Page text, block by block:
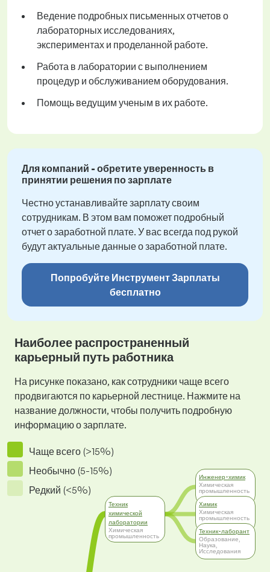
Ведение подробных письменных отчетов о
лабораторных исследованиях,
экспериментах и проделанной работе.
Работа в лаборатории с выполнением
процедур и обслуживанием оборудования.
Помощь ведущим ученым в их работе.
Для компаний - обретите уверенность в
принятии решения по зарплате
Честно устанавливайте зарплату своим
сотрудникам. В этом вам поможет подробный
отчет о заработной плате. У вас всегда под рукой
будут актуальные данные о заработной плате.
Попробуйте Инструмент Зарплаты
бесплатно
Наиболее распространенный
карьерный путь работника
На рисунке показано, как сотрудники чаще всего
продвигаются по карьерной лестнице. Нажмите на
название должности, чтобы получить подробную
информацию о зарплате.
Чаще всего (>15%)
Необычно (5-15%)
Редкий (<5%)
Техник
химической
лаборатории
Химическая
промышленность
Инженер-химик
Химическая
промышленность
Химик
Химическая
промышленность
Техник-лаборант
Образование,
Наука,
Исследования